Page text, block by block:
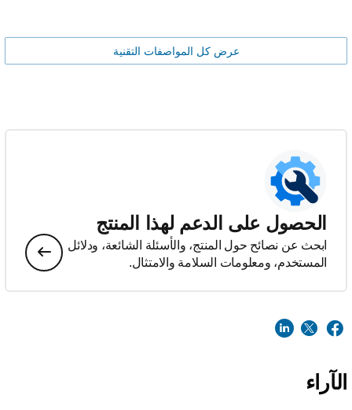
عرض كل المواصفات التقنية
الحصول على الدعم لهذا المنتج
ابحث عن نصائح حول المنتج، والأسئلة الشائعة، ودلائل
المستخدم، ومعلومات السلامة والامتثال.
الآراء